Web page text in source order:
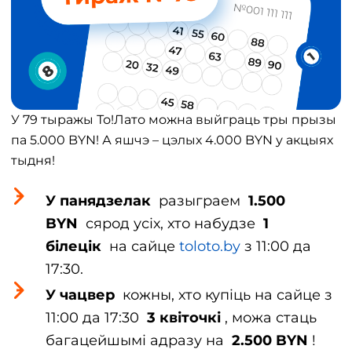
У 79 тыражы То!Лато можна выйграць тры прызы
па 5.000 BYN! А яшчэ – цэлых 4.000 BYN у акцыях
тыдня!
У панядзелак разыграем 1.500
BYN сярод усіх, хто набудзе 1
білецік на сайце toloto.by з 11:00 да
17:30.
У чацвер кожны, хто купіць на сайце з
11:00 да 17:30 3 квіточкі , можа стаць
багацейшымі адразу на 2.500 BYN !